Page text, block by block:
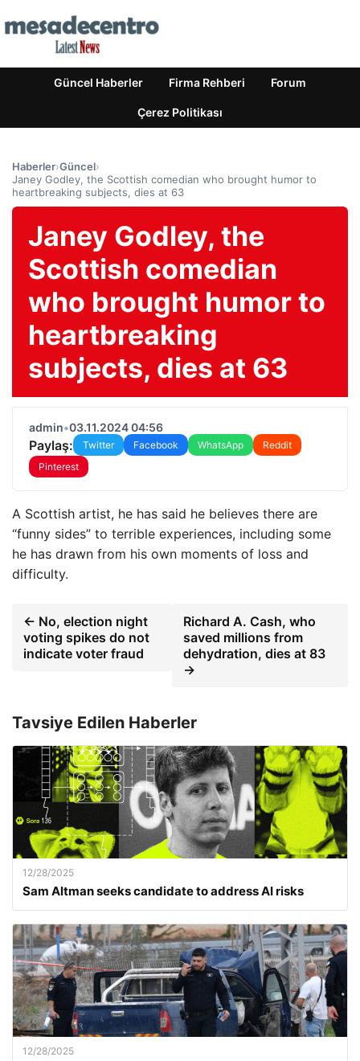
Güncel Haberler Firma Rehberi Forum
Çerez Politikası
Haberler›Güncel›
Janey Godley, the Scottish comedian who brought humor to
heartbreaking subjects, dies at 63
Janey Godley, the
Scottish comedian
who brought humor to
heartbreaking
subjects, dies at 63
admin•03.11.2024 04:56
Paylaş: Twitter Facebook WhatsApp
Reddit
Pinterest
A Scottish artist, he has said he believes there are
“funny sides” to terrible experiences, including some
he has drawn from his own moments of loss and
difficulty.
← No, election night
voting spikes do not
indicate voter fraud
Richard A. Cash, who
saved millions from
dehydration, dies at 83
→
Tavsiye Edilen Haberler
12/28/2025
Sam Altman seeks candidate to address AI risks
12/28/2025